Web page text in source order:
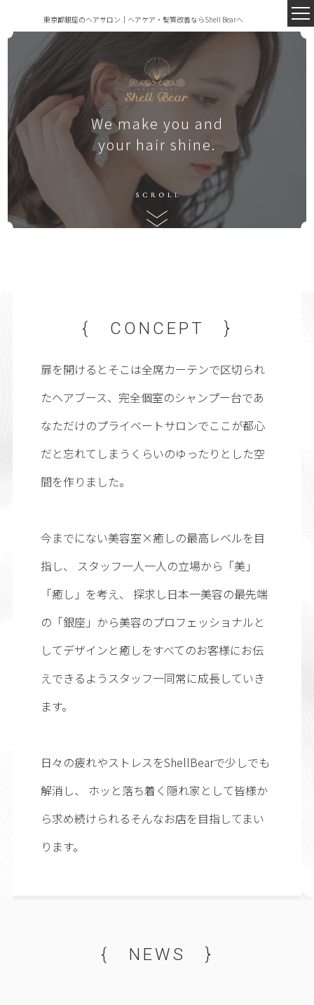
東京都銀座のヘアサロン｜ヘアケア・髪質改善ならShell Bearへ
We make you and
your hair shine.
{ CONCEPT }
扉を開けるとそこは全席カーテンで区切られ
たヘアブース、完全個室のシャンプー台であ
なただけのプライベートサロンでここが都心
だと忘れてしまうくらいのゆったりとした空
間を作りました。
今までにない美容室×癒しの最高レベルを目
指し、 スタッフ一人一人の立場から「美」
「癒し」を考え、 探求し日本一美容の最先端
の「銀座」から美容のプロフェッショナルと
してデザインと癒しをすべてのお客様にお伝
えできるようスタッフ一同常に成長していき
ます。
日々の疲れやストレスをShellBearで少しでも
解消し、 ホッと落ち着く隠れ家として皆様か
ら求め続けられるそんなお店を目指してまい
ります。
{ NEWS }